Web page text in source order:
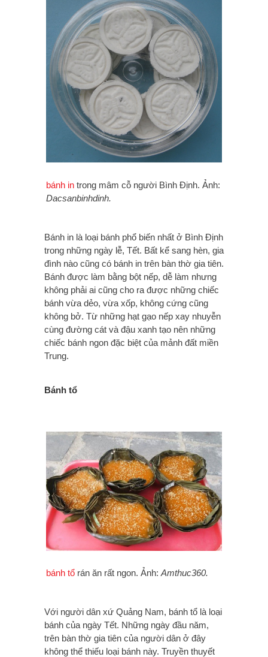
bánh in trong mâm cỗ người Bình Định. Ảnh:
Dacsanbinhdinh.
Bánh in là loại bánh phổ biến nhất ở Bình Định
trong những ngày lễ, Tết. Bất kể sang hèn, gia
đình nào cũng có bánh in trên bàn thờ gia tiên.
Bánh được làm bằng bột nếp, dễ làm nhưng
không phải ai cũng cho ra được những chiếc
bánh vừa dẻo, vừa xốp, không cứng cũng
không bở. Từ những hạt gạo nếp xay nhuyễn
cùng đường cát và đậu xanh tạo nên những
chiếc bánh ngon đặc biệt của mảnh đất miền
Trung.
Bánh tổ
bánh tổ rán ăn rất ngon. Ảnh: Amthuc360.
Với người dân xứ Quảng Nam, bánh tổ là loại
bánh của ngày Tết. Những ngày đầu năm,
trên bàn thờ gia tiên của người dân ở đây
không thể thiếu loại bánh này. Truyền thuyết